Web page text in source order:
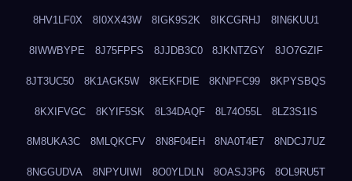
8HV1LF0X 8I0XX43W 8IGK9S2K 8IKCGRHJ 8IN6KUU1
8IWWBYPE 8J75FPFS 8JJDB3C0 8JKNTZGY 8JO7GZIF
8JT3UC50 8K1AGK5W 8KEKFDIE 8KNPFC99 8KPYSBQS
8KXIFVGC 8KYIF5SK 8L34DAQF 8L74O55L 8LZ3S1IS
8M8UKA3C 8MLQKCFV 8N8F04EH 8NA0T4E7 8NDCJ7UZ
8NGGUDVA 8NPYUIWI 8O0YLDLN 8OASJ3P6 8OL9RU5T